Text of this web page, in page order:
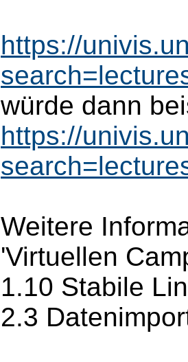
https://
würde dann
https://
Weitere
'Virtuellen
1.10 Stabile
2.3